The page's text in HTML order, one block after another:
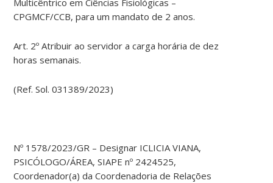
Multicêntrico em Ciências Fisiológicas –
CPGMCF/CCB, para um mandato de 2 anos.
Art. 2º Atribuir ao servidor a carga horária de dez
horas semanais.
(Ref. Sol. 031389/2023)
Nº 1578/2023/GR – Designar ICLICIA VIANA,
PSICÓLOGO/ÁREA, SIAPE nº 2424525,
Coordenador(a) da Coordenadoria de Relações